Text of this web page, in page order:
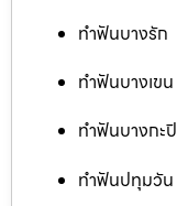
ทำฟันบางรัก
ทำฟันบางเขน
ทำฟันบางกะปิ
ทำฟันปทุมวัน